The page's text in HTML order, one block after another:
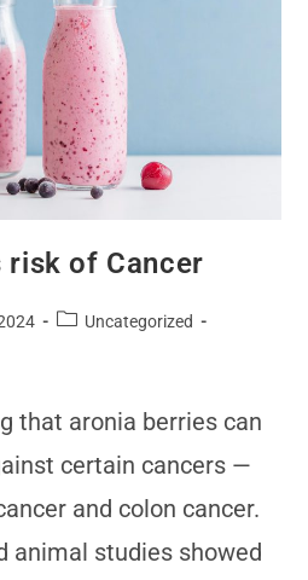
risk of Cancer
Uncategorized
that aronia berries can
certain cancers —
and colon cancer.
animal studies showed